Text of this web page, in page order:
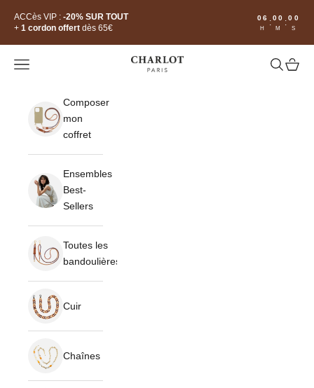
ACCès VIP : -20% SUR TOUT
+ 1 cordon offert dès 65€
06
H
:00
M
:00
S
CHARLOT · Paris
Ouvrir la navigation Ouvrir la
Voir
Composer
mon
coffret
Ensembles
Best-
Sellers
Toutes les
bandoulières
Cuir
Chaînes